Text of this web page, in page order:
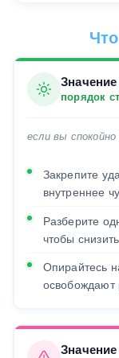
порядок
если вы
Закрепите
внутреннее
Разберите
чтобы
Опирайтесь
освобождают